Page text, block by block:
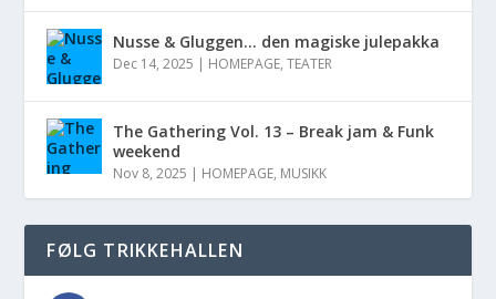
Nusse & Gluggen… den magiske julepakka
Dec 14, 2025 | HOMEPAGE,TEATER
The Gathering Vol. 13 – Break jam & Funk
weekend
Nov 8, 2025 | HOMEPAGE, MUSIKK
FØLG TRIKKEHALLEN